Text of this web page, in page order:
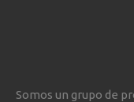
Somos un grupo de